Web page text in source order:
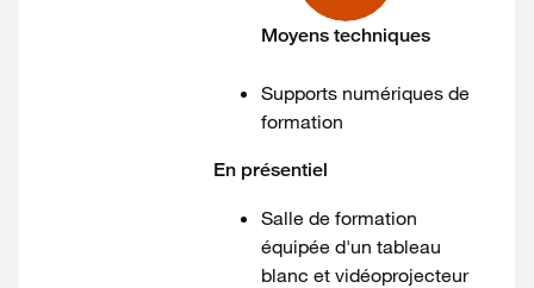
Moyens techniques
Supports numériques de
formation
En présentiel
Salle de formation
équipée d'un tableau
blanc et vidéoprojecteur